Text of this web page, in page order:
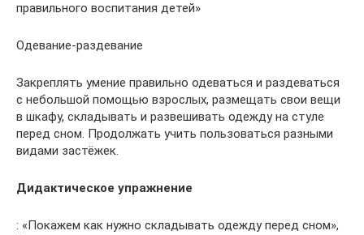
правильного воспитания детей»
Одевание-раздевание
Закреплять умение правильно одеваться и раздеваться
с небольшой помощью взрослых, размещать свои вещи
в шкафу, складывать и развешивать одежду на стуле
перед сном. Продолжать учить пользоваться разными
видами застёжек.
Дидактическое упражнение
: «Покажем как нужно складывать одежду перед сном»,